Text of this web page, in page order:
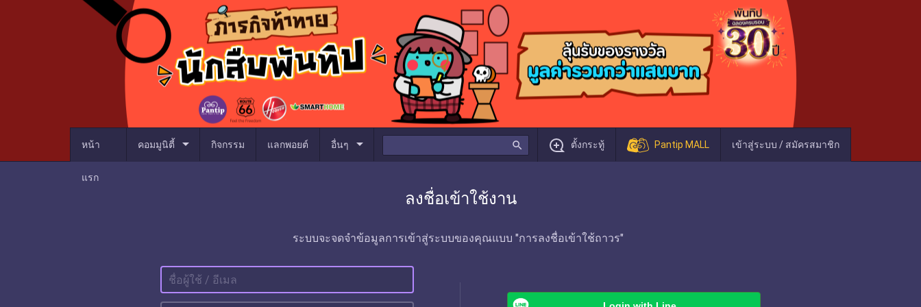
หน้า
แรก
คอมมูนิตี้ arrow_drop_down กิจกรรม แลกพอยต์ อื่นๆ arrow_drop_down search ตั้งกระทู้ Pantip MALL เข้าสู่ระบบ / สมัครสมาชิก
ลงชื่อเข้าใช้งาน
ระบบจะจดจำข้อมูลการเข้าสู่ระบบของคุณแบบ "การลงชื่อเข้าใช้ถาวร"